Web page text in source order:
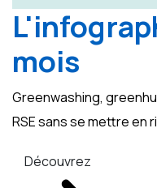
mois
Greenwashing,
RSE sans se mettre en
Découvrez